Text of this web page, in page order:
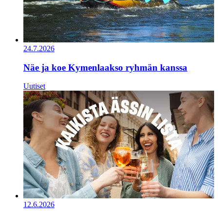
24.7.2026
Näe ja koe Kymenlaakso ryhmän kanssa
Uutiset
12.6.2026